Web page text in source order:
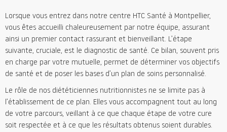
Lorsque vous entrez dans notre centre HTC Santé à Montpellier,
vous êtes accueilli chaleureusement par notre équipe, assurant
ainsi un premier contact rassurant et bienveillant. L’étape
suivante, cruciale, est le diagnostic de santé. Ce bilan, souvent pris
en charge par votre mutuelle, permet de déterminer vos objectifs
de santé et de poser les bases d’un plan de soins personnalisé.
Le rôle de nos diététiciennes nutritionnistes ne se limite pas à
l’établissement de ce plan. Elles vous accompagnent tout au long
de votre parcours, veillant à ce que chaque étape de votre cure
soit respectée et à ce que les résultats obtenus soient durables.